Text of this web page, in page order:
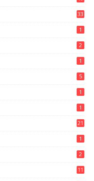
33
1
2
1
5
1
1
21
1
2
11